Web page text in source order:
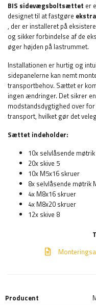
BIS sidevægsboltsættet er
designet til at fastgøre
, der er installeret på
og sikker forbindelse af de
øger højden på lastrummet.
Installationen er hurtig og
sidepanelerne kan nemt
transportbehov. Sættet er
ingen ændringer. Det sikrer
modstandsdygtighed over
transport, hvilket gør det
Sættet indeholder:
10x selvlåsende
20x skive 5
10x M5x16 skruer
8x selvlåsende møtrik
4x M8x16 skruer
4x M8x20 skruer
12x skive 8
Producent